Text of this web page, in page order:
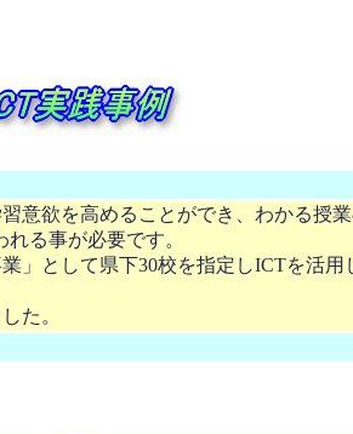
欲を高めることができ、わかる授
る事が必要です。
」として県下30校を指定しICTを活用
た。